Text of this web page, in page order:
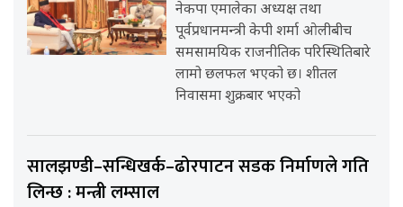
नेकपा एमालेका अध्यक्ष तथा
पूर्वप्रधानमन्त्री केपी शर्मा ओलीबीच
समसामयिक राजनीतिक परिस्थितिबारे
लामो छलफल भएको छ। शीतल
निवासमा शुक्रबार भएको
सालझण्डी–सन्धिखर्क–ढोरपाटन सडक निर्माणले गति
लिन्छ : मन्त्री लम्साल